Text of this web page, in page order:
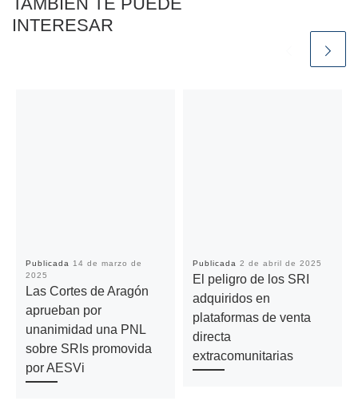
INTERESAR
Publicada 14 de marzo de
2025
Las Cortes de Aragón
aprueban por
unanimidad una PNL
sobre SRIs promovida
por AESVi
Publicada 2 de abril de 2025
El peligro de los SRI
adquiridos en
plataformas de venta
directa
extracomunitarias